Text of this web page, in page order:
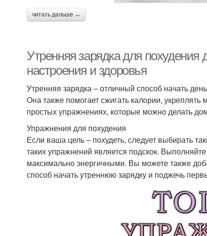
читать дальше →
Утренняя зарядка для
настроения и здоровья
Утренняя зарядка – отличный способ начать
Она также помогает сжигать калории,
простых упражнениях, которые можно делать
Упражнения для похудения
Если ваша цель – похудеть, следует выбирать
таких упражнений является подскок.
максимально энергичными. Вы можете также
способ начать утреннюю зарядку и поджечь